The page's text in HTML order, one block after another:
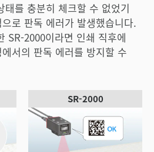
태를 충분히 체크할 수 없었기
로 판독 에러가 발생했습니다.
SR-2000이라면 인쇄 직후에
서의 판독 에러를 방지할 수
SR-2000